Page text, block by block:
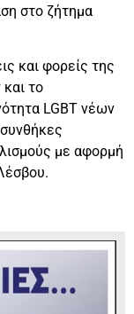
στο ζήτημα
και φορείς της
το
LGBT νέων
με αφορμή